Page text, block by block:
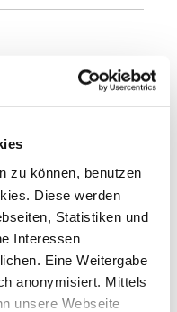
zu können, benutzen
Diese werden
Statistiken und
Interessen
Eine Weitergabe
anonymisiert. Mittels
unsere Webseite